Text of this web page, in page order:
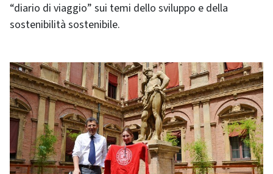
“diario di viaggio” sui temi dello sviluppo e della
sostenibilità sostenibile.